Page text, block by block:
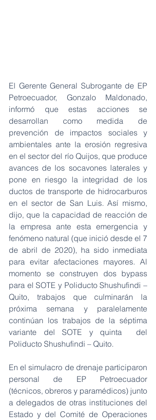
El Gerente General Subrogante de EP
Petroecuador, Gonzalo Maldonado,
informó que estas acciones se
desarrollan como medida de
prevención de impactos sociales y
ambientales ante la erosión regresiva
en el sector del río Quijos, que produce
avances de los socavones laterales y
pone en riesgo la integridad de los
ductos de transporte de hidrocarburos
en el sector de San Luis. Así mismo,
dijo, que la capacidad de reacción de
la empresa ante esta emergencia y
fenómeno natural (que inició desde el 7
de abril de 2020), ha sido inmediata
para evitar afectaciones mayores. Al
momento se construyen dos bypass
para el SOTE y Poliducto Shushufindi –
Quito, trabajos que culminarán la
próxima semana y paralelamente
continúan los trabajos de la séptima
variante del SOTE y quinta  del
Poliducto Shushufindi – Quito.
En el simulacro de drenaje participaron
personal de EP Petroecuador
(técnicos, obreros y paramédicos) junto
a delegados de otras instituciones del
Estado y del Comité de Operaciones